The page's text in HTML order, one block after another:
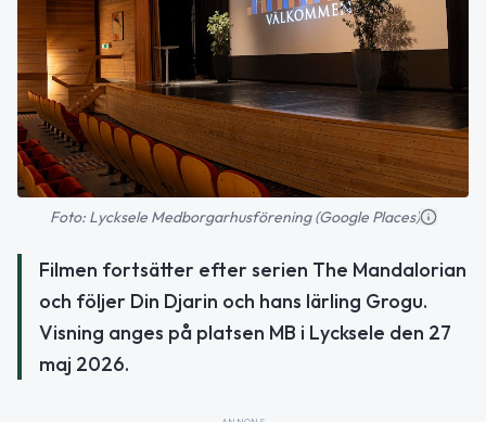
Foto: Lycksele Medborgarhusförening (Google Places)
Filmen fortsätter efter serien The Mandalorian
och följer Din Djarin och hans lärling Grogu.
Visning anges på platsen MB i Lycksele den 27
maj 2026.